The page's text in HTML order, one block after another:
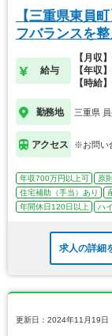
【三重県東員
フバランスを
給与
【月収
【年収
【時給
勤務地 三重県
アクセス ※お問い
年収700万円以上可 原
住宅補助（手当）あり
年間休日120日以上
ハ
求人の詳細
更新日：2024年11月19日